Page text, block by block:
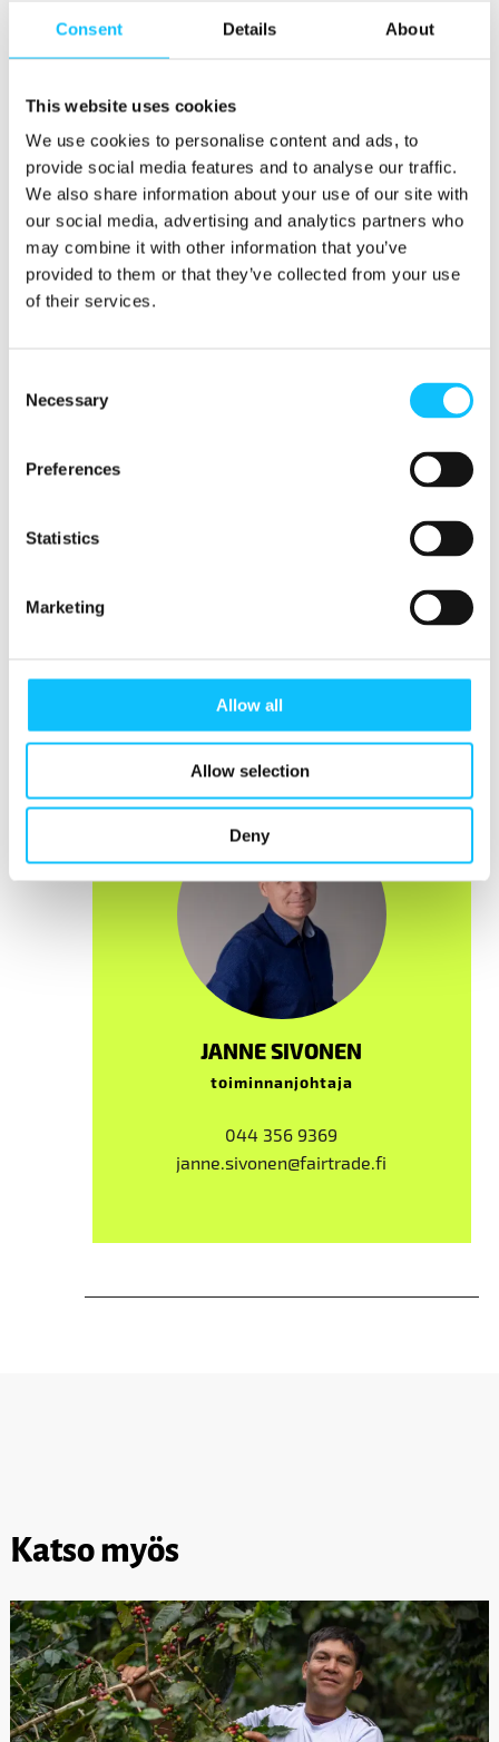
Consent Details About
This website uses cookies
We use cookies to personalise content and ads, to
provide social media features and to analyse our traffic.
We also share information about your use of our site with
our social media, advertising and analytics partners who
may combine it with other information that you’ve
provided to them or that they’ve collected from your use
of their services.
Selection
Necessary
Preferences
Statistics
Marketing
Allow all
Allow selection
Deny
täyttämisessä.
ymmärtämään, miten tuotantoketjujen riskit
ovat erottamattomasti yhteydessä
ihmisoikeusrikkomusten ja ympäristöhaittojen
perimmäisiin syihin, kuten köyhyyteen,
eriarvoisuuteen ja hyväksikäyttöön.
Riskikarttaa työstetään ja päivitetään yhdessä
viljelijäosuuskuntien, työntekijöiden, viljelmien
Sen avulla yritykset voivat kehittää tehokkaita
muuttamiseen sellaisiksi, että ne parantavat
ihmisten elämää ja suojelevat ympäristöä.
riskikarttatyökalun kansainväliseen käyttöön
JANNE SIVONEN
toiminnanjohtaja
044 356 9369
janne.sivonen@fairtrade.fi
Katso myös